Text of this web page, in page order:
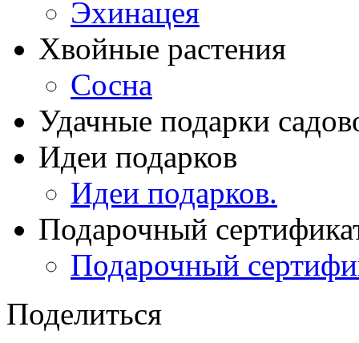
Эхинацея
Хвойные растения
Сосна
Удачные подарки
Идеи подарков
Идеи подарков.
Подарочный
Подарочный
Поделиться